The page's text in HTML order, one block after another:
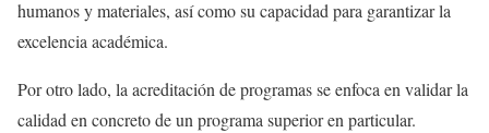
humanos y materiales, así como su capacidad para garantizar la
excelencia académica.
Por otro lado, la acreditación de programas se enfoca en validar la
calidad en concreto de un programa superior en particular.